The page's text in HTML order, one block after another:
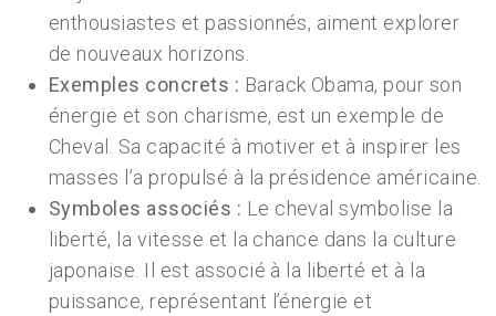
enthousiastes et passionnés, aiment explorer
de nouveaux horizons.
Exemples concrets : Barack Obama, pour son
énergie et son charisme, est un exemple de
Cheval. Sa capacité à motiver et à inspirer les
masses l’a propulsé à la présidence américaine.
Symboles associés : Le cheval symbolise la
liberté, la vitesse et la chance dans la culture
japonaise. Il est associé à la liberté et à la
puissance, représentant l’énergie et